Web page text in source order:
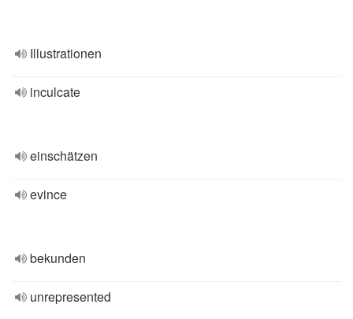
Illustrationen
inculcate
einschätzen
evince
bekunden
unrepresented